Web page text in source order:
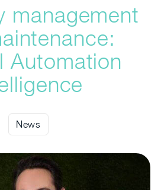
management
Automation
News